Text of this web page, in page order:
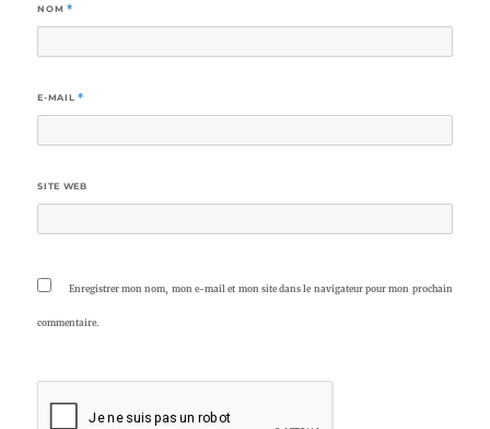
NOM *
E-MAIL *
SITE WEB
Enregistrer mon nom, mon e-mail et mon site dans le navigateur pour mon prochain
commentaire.